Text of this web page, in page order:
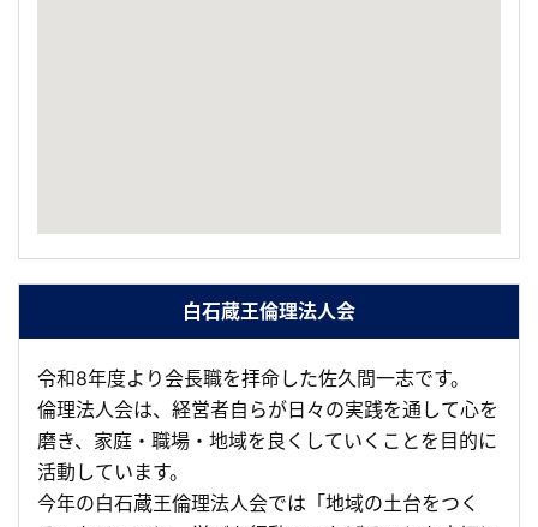
白石蔵王倫理法人会
令和8年度より会長職を拝命した佐久間一志です。
倫理法人会は、経営者自らが日々の実践を通して心を
磨き、家庭・職場・地域を良くしていくことを目的に
活動しています。
今年の白石蔵王倫理法人会では「地域の土台をつく